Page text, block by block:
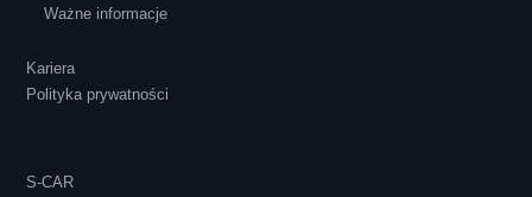
Ważne informacje
Kariera
Polityka prywatności
S-CAR